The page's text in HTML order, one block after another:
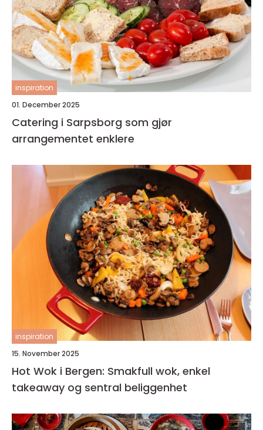
inspiration
01. December 2025
Catering i Sarpsborg som gjør
arrangementet enklere
inspiration
15. November 2025
Hot Wok i Bergen: Smakfull wok, enkel
takeaway og sentral beliggenhet